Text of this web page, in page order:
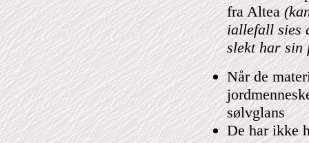
fra Altea
iallefall sies
slekt har sin
Når de
sølvglans
De har ikke